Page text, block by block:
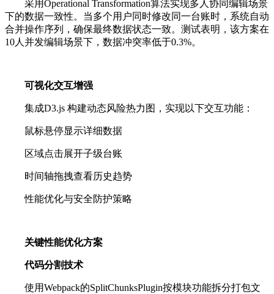
采用Operational Transformation算法实现多人协同编辑场景
下的数据一致性。当多个用户同时修改同一台账时，系统自动
合并操作序列，确保最终数据状态一致。测试表明，该方案在
10人并发编辑场景下，数据冲突率低于0.3%。
可视化交互增强
集成D3.js 构建动态风险热力图，实现以下交互功能：
鼠标悬停显示详细数据
区域点击展开子级台账
时间轴拖拽查看历史趋势
性能优化与安全防护策略
关键性能优化方案
代码分割技术
使用Webpack的SplitChunksPlugin按模块功能拆分打包文